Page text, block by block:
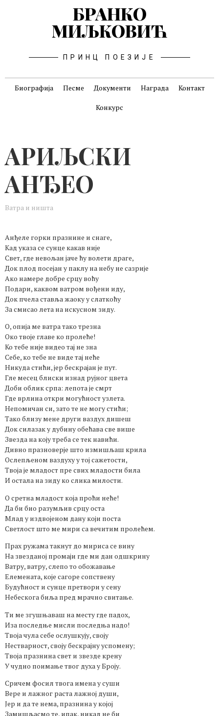
БРАНКО
МИЉКОВИЋ
ПРИНЦ ПОЕЗИЈЕ
Биографија Песме Документи Награда Контакт
Конкурс
АРИЉСКИ
АНЂЕО
Ватра и ништа
Анђеле горки празнине и снаге,
Кад указа се сунце какав није
Свет, где невољан јаче ћу волети драге,
Док плод посејан у паклу на небу не сазрије
Ако намере добре срцу воћу
Подари, каквом ватром вођени иду,
Док пчела ставља жаоку у слаткоћу
За смисао лета на искусном зиду.
О, опија ме ватра тако трезна
Око твоје главе ко пролеће!
Ко тебе није видео тај не зна
Себе, ко тебе не виде тај неће
Никуда стићи, јер бескрајан је пут.
Гле месец блиски изнад рујног цвета
Доби облик српа: лепота је смрт
Где врлина откри могућност узлета.
Непомичан си, зато те не могу стићи;
Тако близу мене други ваздух дишеш
Док силазак у дубину обећава све више
Звезда на коју треба се тек навићи.
Дивно празноверје што измишљаш крила
Ослепљеном ваздуху у тој сажетости,
Твоја је младост пре свих младости била
И остала на зиду ко слика милости.
О сретна младост која проћи неће!
Да би био разумљив срцу оста
Млад у издвојеном дану који поста
Светлост што ме мири са вечитим пролећем.
Прах ружама такнут до мириса се вину
На звезданој промаји где ми дан одшкрину
Ватру, ватру, слепо то обожавање
Елемената, које сагоре сопствену
Будућност и сунце претвори у сену
Небескога биља пред мрачно свитање.
Ти ме згушњаваш на месту где падох,
Иза последње мисли последња надо!
Твоја чула себе ослушкују, своју
Нестварност, своју бескрајну успомену;
Твоја празнина свет и звезде крену
У чудно поимање твог духа у Броју.
Сричем фосил твога имена у суши
Вере и лажног раста лажној души,
Јер и да те нема, празнина у којој
Замишљасмо те, ипак, никад не би